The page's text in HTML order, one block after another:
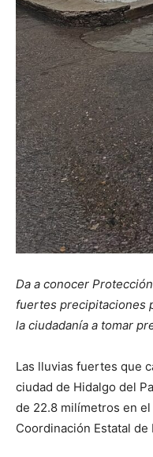
Da a conocer
fuertes precipitaciones
la ciudadanía a tomar
Las lluvias fuertes que
ciudad de Hidalgo del
de 22.8 milímetros en
Coordinación Estatal